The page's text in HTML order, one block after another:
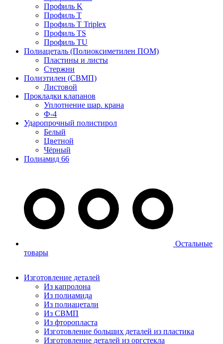
Профиль K
Профиль T
Профиль T Triplex
Профиль TS
Профиль TU
Полиацеталь (Полиоксиметилен ПОМ)
Пластины и листы
Стержни
Полиэтилен (СВМП)
Листовой
Прокладки клапанов
Уплотнение шар. крана
Ф-4
Ударопрочный полистирол
Белый
Цветной
Чёрный
Полиамид 66
Остальные
товары
Изготовление деталей
Из капролона
Из полиамида
Из полиацетали
Из СВМП
Из фторопласта
Изготовление больших деталей из пластика
Изготовление деталей из оргстекла